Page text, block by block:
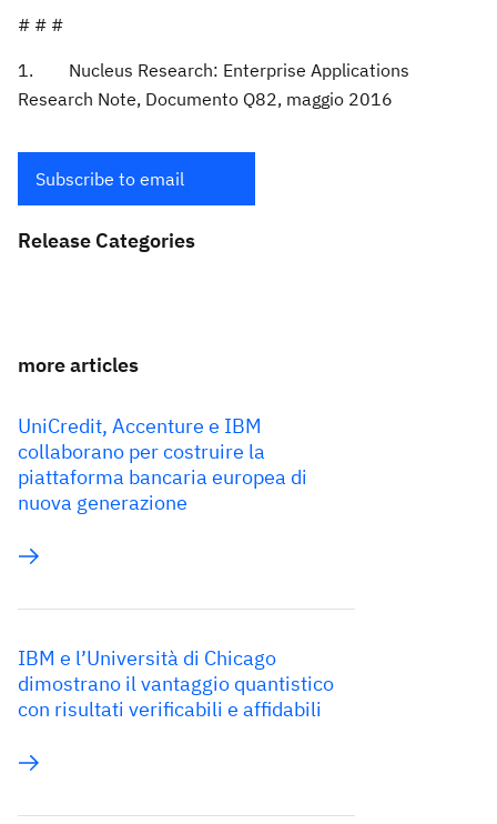
# # #
1. Nucleus Research: Enterprise Applications
Research Note, Documento Q82, maggio 2016
Subscribe to email
Release Categories
more articles
UniCredit, Accenture e IBM
collaborano per costruire la
piattaforma bancaria europea di
nuova generazione
IBM e l’Università di Chicago
dimostrano il vantaggio quantistico
con risultati verificabili e affidabili